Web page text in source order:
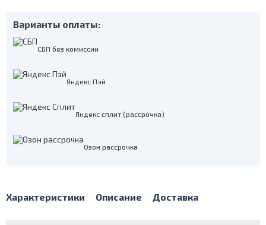
Варианты оплаты:
СБП без комиссии
Яндекс Пэй
Яндекс сплит (рассрочка)
Озон рассрочка
Характеристики Описание Доставка